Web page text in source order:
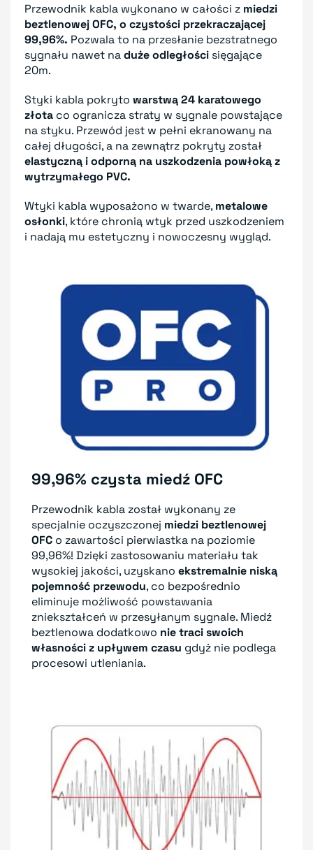
Przewodnik kabla wykonano w całości z miedzi
beztlenowej OFC, o czystości przekraczającej
99,96%. Pozwala to na przesłanie bezstratnego
sygnału nawet naduże odległości sięgające
20m.
Styki kabla pokryto warstwą 24 karatowego
złota co ogranicza straty w sygnale powstające
na styku. Przewód jest w pełni ekranowany na
całej długości, a na zewnątrz pokryty został
elastyczną i odporną na uszkodzenia powłoką z
wytrzymałego PVC.
Wtyki kabla wyposażono w twarde, metalowe
osłonki, które chronią wtyk przed uszkodzeniem
i nadają mu estetyczny i nowoczesny wygląd.
99,96% czysta miedź OFC
Przewodnik kabla został wykonany ze
specjalnie oczyszczonej miedzi beztlenowej
OFC o zawartości pierwiastka na poziomie
99,96%! Dzięki zastosowaniu materiału tak
wysokiej jakości, uzyskano ekstremalnie niską
pojemność przewodu, co bezpośrednio
eliminuje możliwość powstawania
zniekształceń w przesyłanym sygnale. Miedź
beztlenowa dodatkowo nie traci swoich
własności z upływem czasu gdyż nie podlega
procesowi utleniania.